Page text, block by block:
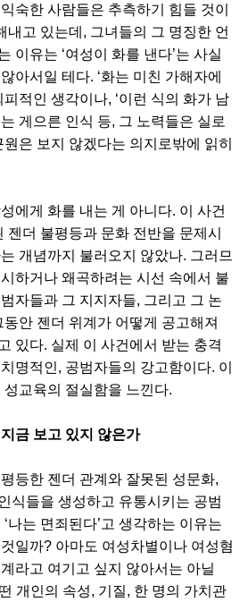
숙한 사람들은 추측하기 힘들 것이
내고 있는데, 그녀들의 그 명징한 언
이유는 ‘여성이 화를 낸다’는 사실
아서일 테다. ‘화는 미친 가해자에
적인 생각이나, ‘이런 식의 화가 남
게으른 인식 등, 그 노력들은 실로
은 보지 않겠다는 의지로밖에 읽히
에게 화를 내는 게 아니다. 이 사건
젠더 불평등과 문화 전반을 문제시
개념까지 불러오지 않았나. 그러므
하거나 왜곡하려는 시선 속에서 불
자들과 그 지지자들, 그리고 그 논
안 젠더 위계가 어떻게 공고해져
있다. 실제 이 사건에서 받는 충격
명적인, 공범자들의 강고함이다. 이
교육의 절실함을 느낀다.
금 보고 있지 않은가
등한 젠더 관계와 잘못된 성문화,
식들을 생성하고 유통시키는 공범
나는 면죄된다’고 생각하는 이유는
일까? 아마도 여성차별이나 여성혐
라고 여기고 싶지 않아서는 아닐
개인의 속성, 기질, 한 명의 가치관